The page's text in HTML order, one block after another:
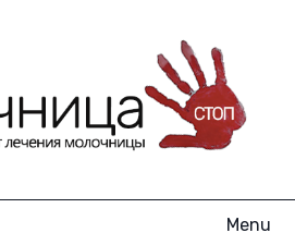
Menu